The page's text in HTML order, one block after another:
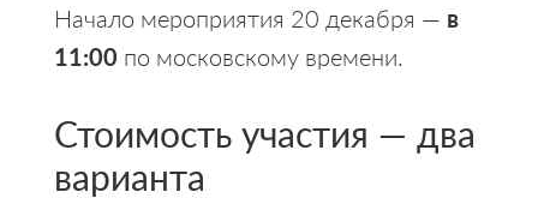
Начало мероприятия 20 декабря — в
11:00 по московскому времени.
Стоимость участия — два
варианта